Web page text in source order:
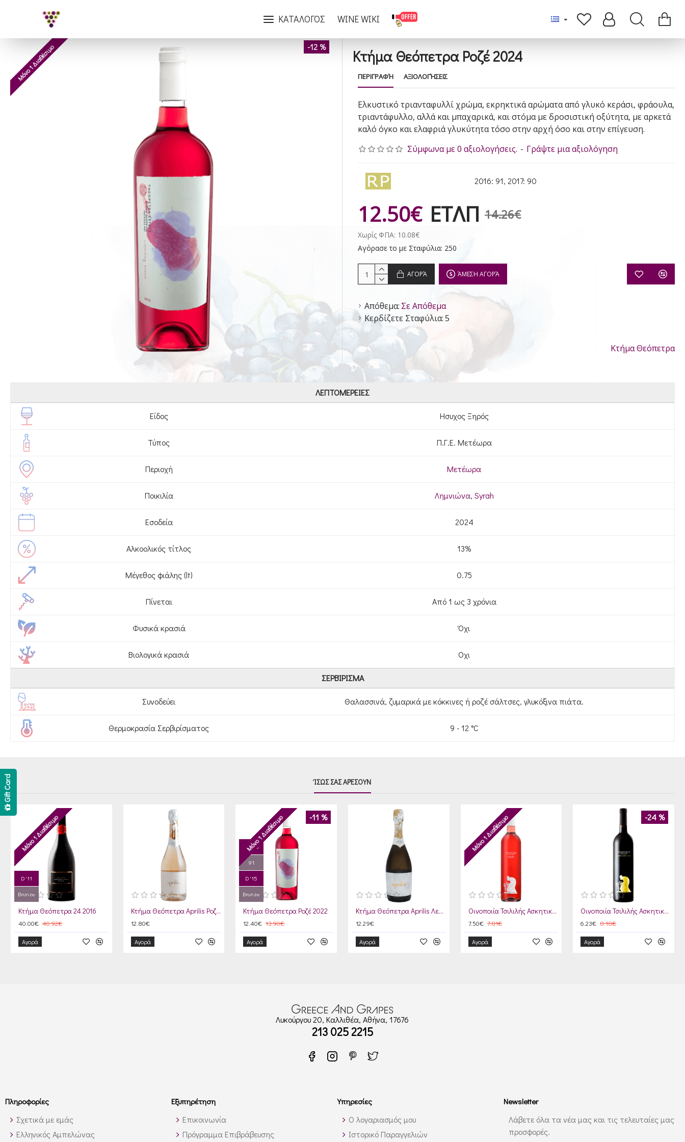
ΚΑΤΑΛΟΓΟΣ WINE WIKI
Μόνο 1 Διαθέσιμο -12 %
Κτήμα Θεόπετρα Ροζέ 2024
ΠΕΡΙΓΡΑΦΉ ΑΞΙΟΛΟΓΉΣΕΙΣ
Ελκυστικό τριανταφυλλί χρώμα, εκρηκτικά αρώματα από γλυκό κεράσι, φράουλα,
τριαντάφυλλο, αλλά και μπαχαρικά, και στόμα με δροσιστική οξύτητα, με αρκετά
καλό όγκο και ελαφριά γλυκύτητα τόσο στην αρχή όσο και στην επίγευση.
Απόθεμα: Σε Απόθεμα
Κερδίζετε Σταφύλια:5
Κτήμα Θεόπετρα
Σύμφωνα με 0 αξιολογήσεις. - Γράψτε μια αξιολόγηση
2016: 91, 2017: 90
ΕΤΛΠ 14.26€
12.50€
Χωρίς ΦΠΑ: 10.08€
Αγόρασε το με Σταφύλια: 250
ΑΓΟΡΆ ΆΜΕΣΗ ΑΓΟΡΆ
ΛΕΠΤΟΜΈΡΕΙΕΣ
Είδος Ησυχος Ξηρός
Τύπος Π.Γ.Ε. Μετέωρα
Περιοχή Μετέωρα
Ποικιλία Λημνιώνα, Syrah
Εσοδεία 2024
Αλκοολικός τίτλος 13%
Μέγεθος φιάλης (lt) 0.75
Πίνεται Από 1 ως 3 χρόνια
Φυσικά κρασιά Όχι
Βιολογικά κρασιά Οχι
ΣΕΡΒΊΡΙΣΜΑ
Συνοδεύει Θαλασσινά, ζυμαρικά με κόκκινες ή ροζέ σάλτσες, γλυκόξινα πιάτα.
Θερμοκρασία Σερβιρίσματος 9 - 12 °C
ΊΣΩΣ ΣΑΣ ΑΡΈΣΟΥΝ
D '11
Bronze
Μόνο 1 Διαθέσιμο
Κτήμα Θεόπετρα 24 2016
40.00€ 40.92€
Αγορά
Κτήμα Θεόπετρα Aprilis Ροζέ Αφρώδης 2023
12.80€
Αγορά
RP '16
91
D '15
Bronze
Μόνο 1 Διαθέσιμο -11 %
Κτήμα Θεόπετρα Ροζέ 2022
12.40€ 13.90€
Αγορά
Κτήμα Θεόπετρα Aprilis Λευκός Αφρώδης 2022
12.29€
Αγορά
Μόνο 1 Διαθέσιμο
Οινοποιία Τσιλιλής Ασκητικός Ροζέ 2023
7.50€ 7.81€
Αγορά
-24 %
Οινοποιία Τσιλιλής Ασκητικός Ερυθρός 2020
6.23€ 8.18€
Αγορά
Gift Card
Λυκούργου 20, Καλλιθέα, Αθήνα, 17676
213 025 2215
Πληροφορίες
Σχετικά με εμάς
Ελληνικός Αμπελώνας
Εξυπηρέτηση
Επικοινωνία
Πρόγραμμα Επιβράβευσης
Υπηρεσίες
Ο λογαριασμός μου
Ιστορικό Παραγγελιών
Newsletter
Λάβετε όλα τα νέα μας και τις τελευταίες μας
προσφορές.